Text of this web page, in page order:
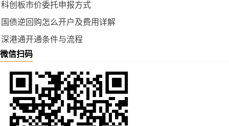
科创板市价委托申报方式
国债逆回购怎么开户及费用详解
深港通开通条件与流程
微信扫码